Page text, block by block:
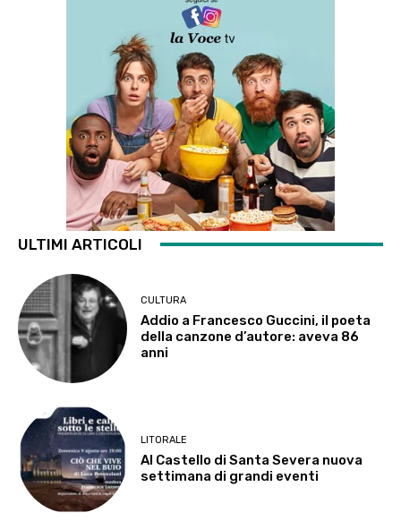
ULTIMI ARTICOLI
CULTURA
Addio a Francesco Guccini, il poeta
della canzone d’autore: aveva 86
anni
LITORALE
Al Castello di Santa Severa nuova
settimana di grandi eventi